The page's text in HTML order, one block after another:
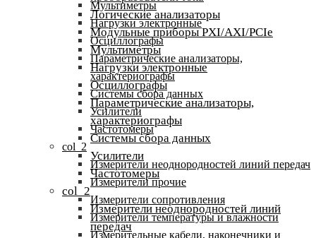
Мультиметры
Нагрузки электронные
Осциллографы
Параметрические анализаторы,
характериографы
Системы сбора данных
Усилители
Частотомеры
col_2
Измерители неоднородностей линий передач
Измерители прочие
Измерители сопротивления
Измерители температуры и влажности
Измерительные кабели, наконечники и
Логические анализаторы
Модульные приборы PXI/AXI/PCIe
Мультиметры
Нагрузки электронные
Осциллографы
Параметрические анализаторы,
характериографы
Системы сбора данных
Усилители
Частотомеры
col_2
Измерители неоднородностей линий
передач